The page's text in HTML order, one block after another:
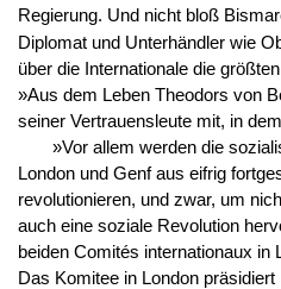
Regierung. Und nicht bloß
Diplomat und Unterhändler wie
über die Internationale die
»Aus dem Leben Theodors von
seiner Vertrauensleute mit, in
»Vor allem werden die
London und Genf aus eifrig
revolutionieren, und zwar, um
auch eine soziale Revolution
beiden Comités internationaux in
Das Komitee in London